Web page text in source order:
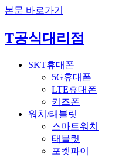
본문 바로가기
T공식대리점
SKT휴대폰
5G휴대폰
LTE휴대폰
키즈폰
워치/태블릿
스마트워치
태블릿
포켓파이